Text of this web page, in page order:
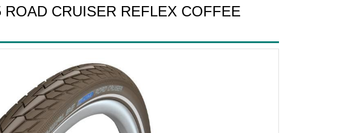
CRUISER REFLEX COFFEE